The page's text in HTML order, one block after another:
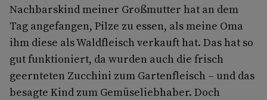
Nachbarskind meiner Großmutter hat an dem
Tag angefangen, Pilze zu essen, als meine Oma
ihm diese als Waldfleisch verkauft hat. Das hat so
gut funktioniert, da wurden auch die frisch
geernteten Zucchini zum Gartenfleisch – und das
besagte Kind zum Gemüseliebhaber. Doch